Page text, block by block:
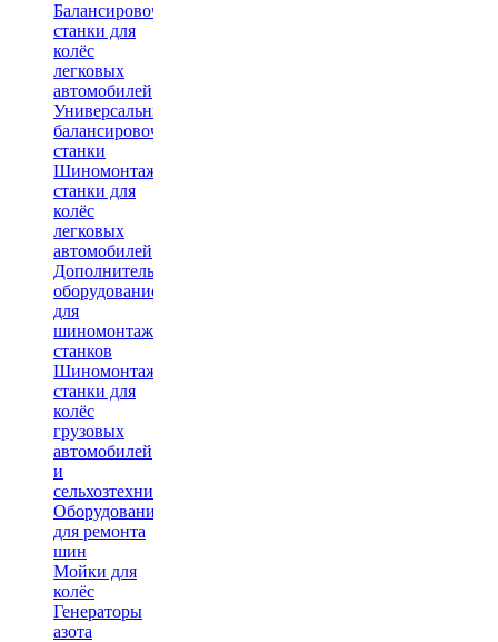
Балансировочные
станки для
колёс
легковых
автомобилей
Универсальные
балансировочные
станки
Шиномонтажные
станки для
колёс
легковых
автомобилей
Дополнительное
оборудование
для
шиномонтажных
станков
Шиномонтажные
станки для
колёс
грузовых
автомобилей
и
сельхозтехники
Оборудование
для ремонта
шин
Мойки для
колёс
Генераторы
азота